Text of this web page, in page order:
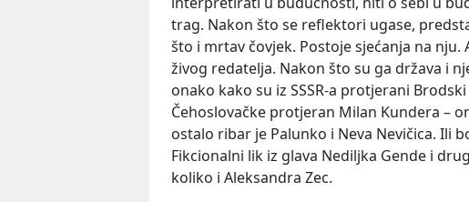
trag. Nakon što se reflektori ugase,
što i mrtav čovjek. Postoje sjećanja na
živog redatelja. Nakon što su ga država i
onako kako su iz SSSR-a protjerani
Čehoslovačke protjeran Milan Kundera –
ostalo ribar je Palunko i Neva Nevičica. Ili
Fikcionalni lik iz glava Nediljka Gende i
koliko i Aleksandra Zec.